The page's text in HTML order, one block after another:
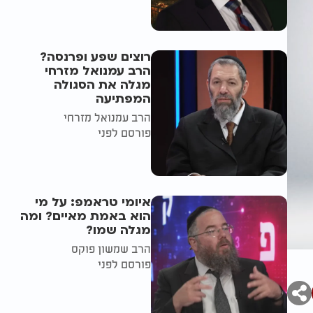
רוצים שפע ופרנסה?
הרב עמנואל מזרחי
מגלה את הסגולה
המפתיעה
הרב עמנואל מזרחי
פורסם לפני
איומי טראמפ: על מי
הוא באמת מאיים? ומה
מגלה שמו?
הרב שמשון פוקס
פורסם לפני